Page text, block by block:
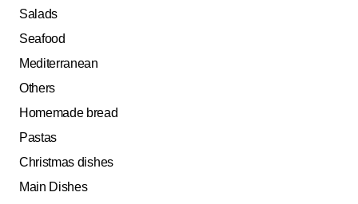
Salads
Seafood
Mediterranean
Others
Homemade bread
Pastas
Christmas dishes
Main Dishes